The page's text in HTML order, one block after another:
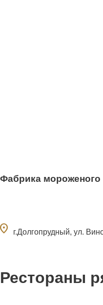
Фабрика мороженого
г.Долгопрудный, ул.
Рестораны